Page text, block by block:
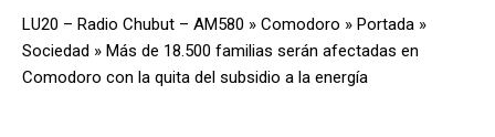
LU20 – Radio Chubut – AM580 » Comodoro » Portada »
Sociedad » Más de 18.500 familias serán afectadas en
Comodoro con la quita del subsidio a la energía